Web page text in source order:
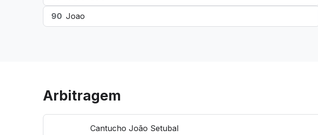
90 Joao
Arbitragem
Cantucho João Setubal